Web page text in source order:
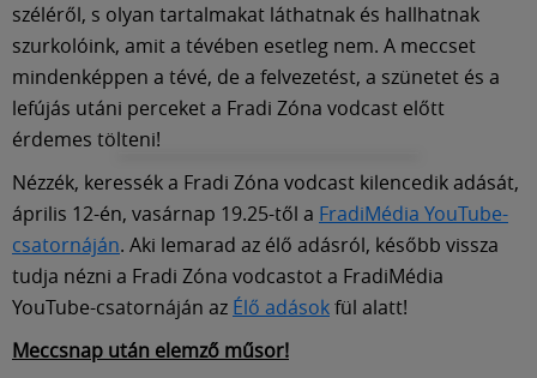
széléről, s olyan tartalmakat láthatnak és hallhatnak
szurkolóink, amit a tévében esetleg nem. A meccset
mindenképpen a tévé, de a felvezetést, a szünetet és a
lefújás utáni perceket a Fradi Zóna vodcast előtt
érdemes tölteni!
Nézzék, keressék a Fradi Zóna vodcast kilencedik adását,
április 12-én, vasárnap 19.25-től a FradiMédia YouTube-
csatornáján. Aki lemarad az élő adásról, később vissza
tudja nézni a Fradi Zóna vodcastot a FradiMédia
YouTube-csatornáján az Élő adásokfül alatt!
Meccsnap után elemző műsor!